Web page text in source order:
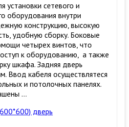
установки сетевого и
оборудования внутри
конструкцию, высокую
удобную сборку. ​Боковые
четырех винтов, что
к оборудованию, а также
шкафа. Задняя дверь
Ввод кабеля осуществлятеся
и потолочных панелях.
…
дверь